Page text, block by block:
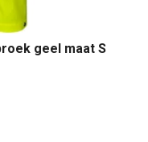
geel maat S